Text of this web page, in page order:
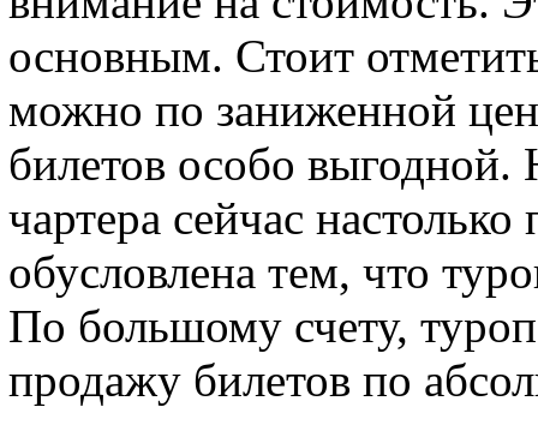
основным. Стоит
можно по заниженной
билетов особо выгодной.
чартера сейчас
обусловлена тем, что
По большому счету,
продажу билетов по